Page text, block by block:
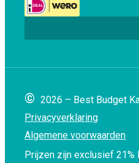
© 2026 – Best Budget
Privacyverklaring
Algemene voorwaarden
Prijzen zijn exclusief 21%